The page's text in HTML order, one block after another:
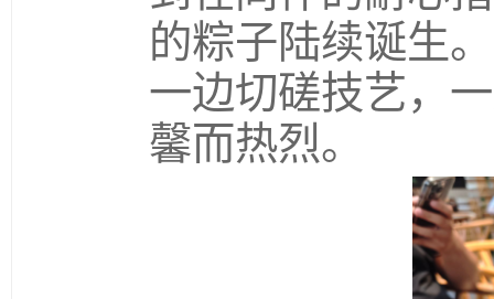
的粽子陆续诞生
一边切磋技艺，
馨而热烈。